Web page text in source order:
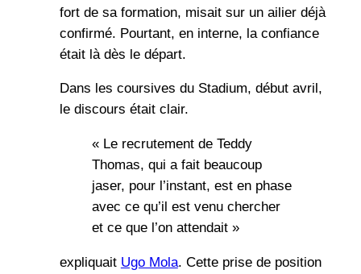
fort de sa formation, misait sur un ailier déjà
confirmé. Pourtant, en interne, la confiance
était là dès le départ.
Dans les coursives du Stadium, début avril,
le discours était clair.
« Le recrutement de Teddy
Thomas, qui a fait beaucoup
jaser, pour l’instant, est en phase
avec ce qu’il est venu chercher
et ce que l’on attendait »
expliquait Ugo Mola. Cette prise de position